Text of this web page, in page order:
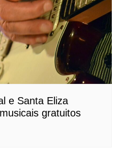
e Santa Eliza
gratuitos